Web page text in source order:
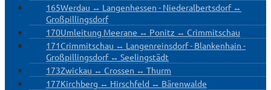
165Werdau ↔ Langenhessen - Niederalbertsdorf ↔
Großpillingsdorf
170Umleitung Meerane ↔ Ponitz ↔ Crimmitschau
171Crimmitschau ↔ Langenreinsdorf - Blankenhain -
Großpillingsdorf ↔ Seelingstädt
173Zwickau ↔ Crossen ↔ Thurm
177Kirchberg ↔ Hirschfeld ↔ Bärenwalde